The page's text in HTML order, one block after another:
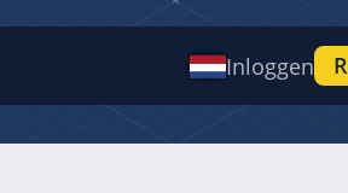
Inloggen